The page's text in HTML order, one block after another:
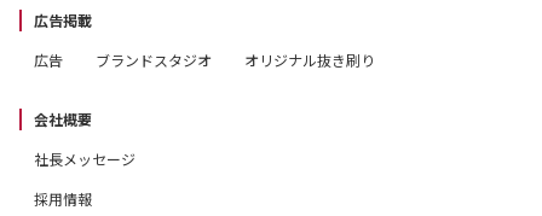
広告掲載
広告
ブランドスタジオ オリジナル抜き刷り
会社概要
社長メッセージ
採用情報